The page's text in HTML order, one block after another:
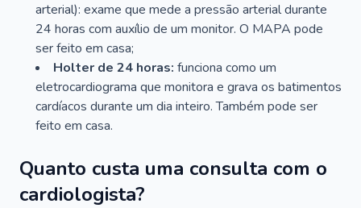
arterial): exame que mede a pressão arterial durante
24 horas com auxílio de um monitor. O MAPA pode
ser feito em casa;
Holter de 24 horas: funciona como um
eletrocardiograma que monitora e grava os batimentos
cardíacos durante um dia inteiro. Também pode ser
feito em casa.
Quanto custa uma consulta com o
cardiologista?